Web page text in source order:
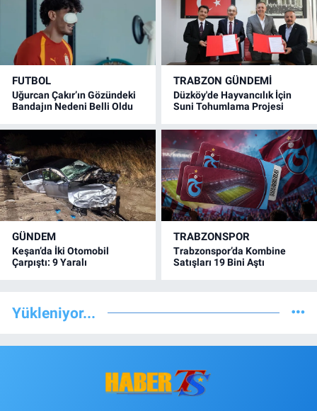
FUTBOL
Uğurcan Çakır’ın Gözündeki
Bandajın Nedeni Belli Oldu
TRABZON GÜNDEMİ
Düzköy'de Hayvancılık İçin
Suni Tohumlama Projesi
GÜNDEM
Keşan’da İki Otomobil
Çarpıştı: 9 Yaralı
TRABZONSPOR
Trabzonspor’da Kombine
Satışları 19 Bini Aştı
Yükleniyor...